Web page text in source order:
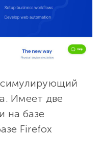
симулирующий
Имеет две
на базе
Firefox